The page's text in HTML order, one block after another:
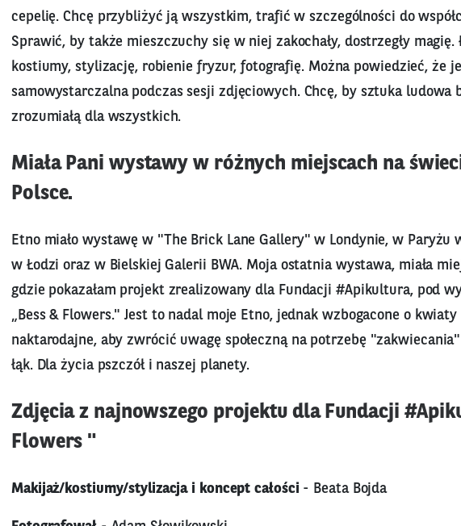
cepelię. Chcę przybliżyć ją wszystkim, trafić w szczególności do
Sprawić, by także mieszczuchy się w niej zakochały, dostrzegły magię.
kostiumy, stylizację, robienie fryzur, fotografię. Można powiedzieć, że
samowystarczalna podczas sesji zdjęciowych. Chcę, by sztuka ludowa
zrozumiałą dla wszystkich.
Miała Pani wystawy w różnych miejscach na
Polsce.
Etno miało wystawę w "The Brick Lane Gallery" w Londynie, w Paryżu
w Łodzi oraz w Bielskiej Galerii BWA. Moja ostatnia wystawa, miała
gdzie pokazałam projekt zrealizowany dla Fundacji #Apikultura, pod
„Bess & Flowers." Jest to nadal moje Etno, jednak wzbogacone o
naktarodajne, aby zwrócić uwagę społeczną na potrzebę
łąk. Dla życia pszczół i naszej planety.
Zdjęcia z najnowszego projektu dla Fundacji
Flowers "
Makijaż/kostiumy/stylizacja i koncept całości - Beata Bojda